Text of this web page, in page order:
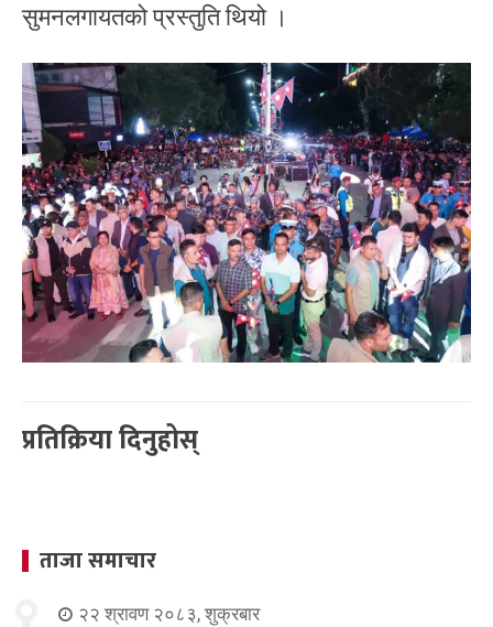
सुमनलगायतको प्रस्तुति थियो ।
प्रतिक्रिया दिनुहोस्
ताजा समाचार
२२ श्रावण २०८३, शुक्रबार